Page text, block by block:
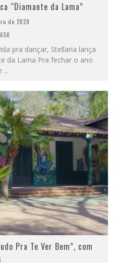
“Diamante da Lama”
de 2020
pra dançar, Stellaria lança
da Lama Pra fechar o ano
...
Pra Te Ver Bem”, com